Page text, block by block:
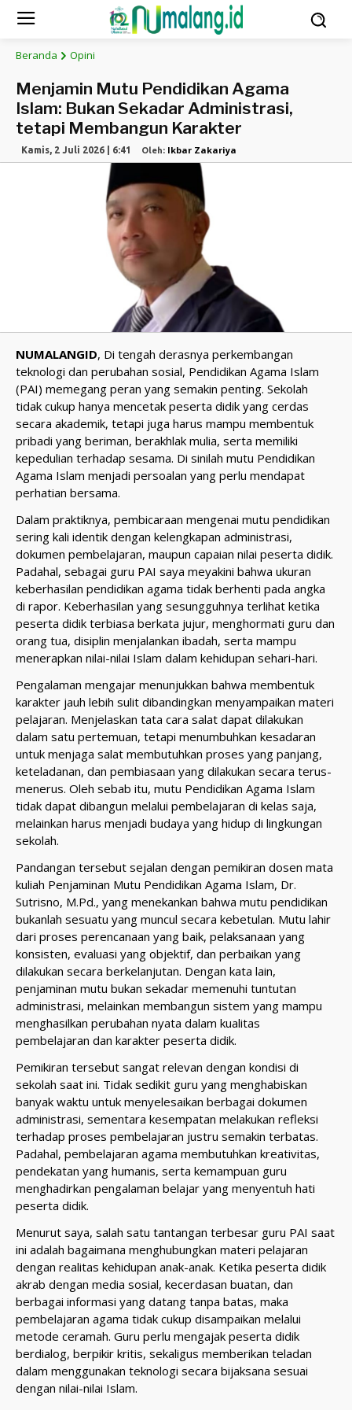
Beranda Opini
Menjamin Mutu Pendidikan Agama
Islam: Bukan Sekadar Administrasi,
tetapi Membangun Karakter
Kamis, 2 Juli 2026 | 6:41 Oleh: Ikbar Zakariya
NUMALANGID, Di tengah derasnya perkembangan
teknologi dan perubahan sosial, Pendidikan Agama Islam
(PAI) memegang peran yang semakin penting. Sekolah
tidak cukup hanya mencetak peserta didik yang cerdas
secara akademik, tetapi juga harus mampu membentuk
pribadi yang beriman, berakhlak mulia, serta memiliki
kepedulian terhadap sesama. Di sinilah mutu Pendidikan
Agama Islam menjadi persoalan yang perlu mendapat
perhatian bersama.
Dalam praktiknya, pembicaraan mengenai mutu pendidikan
sering kali identik dengan kelengkapan administrasi,
dokumen pembelajaran, maupun capaian nilai peserta didik.
Padahal, sebagai guru PAI saya meyakini bahwa ukuran
keberhasilan pendidikan agama tidak berhenti pada angka
di rapor. Keberhasilan yang sesungguhnya terlihat ketika
peserta didik terbiasa berkata jujur, menghormati guru dan
orang tua, disiplin menjalankan ibadah, serta mampu
menerapkan nilai-nilai Islam dalam kehidupan sehari-hari.
Pengalaman mengajar menunjukkan bahwa membentuk
karakter jauh lebih sulit dibandingkan menyampaikan materi
pelajaran. Menjelaskan tata cara salat dapat dilakukan
dalam satu pertemuan, tetapi menumbuhkan kesadaran
untuk menjaga salat membutuhkan proses yang panjang,
keteladanan, dan pembiasaan yang dilakukan secara terus-
menerus. Oleh sebab itu, mutu Pendidikan Agama Islam
tidak dapat dibangun melalui pembelajaran di kelas saja,
melainkan harus menjadi budaya yang hidup di lingkungan
sekolah.
Pandangan tersebut sejalan dengan pemikiran dosen mata
kuliah Penjaminan Mutu Pendidikan Agama Islam, Dr.
Sutrisno, M.Pd., yang menekankan bahwa mutu pendidikan
bukanlah sesuatu yang muncul secara kebetulan. Mutu lahir
dari proses perencanaan yang baik, pelaksanaan yang
konsisten, evaluasi yang objektif, dan perbaikan yang
dilakukan secara berkelanjutan. Dengan kata lain,
penjaminan mutu bukan sekadar memenuhi tuntutan
administrasi, melainkan membangun sistem yang mampu
menghasilkan perubahan nyata dalam kualitas
pembelajaran dan karakter peserta didik.
Pemikiran tersebut sangat relevan dengan kondisi di
sekolah saat ini. Tidak sedikit guru yang menghabiskan
banyak waktu untuk menyelesaikan berbagai dokumen
administrasi, sementara kesempatan melakukan refleksi
terhadap proses pembelajaran justru semakin terbatas.
Padahal, pembelajaran agama membutuhkan kreativitas,
pendekatan yang humanis, serta kemampuan guru
menghadirkan pengalaman belajar yang menyentuh hati
peserta didik.
Menurut saya, salah satu tantangan terbesar guru PAI saat
ini adalah bagaimana menghubungkan materi pelajaran
dengan realitas kehidupan anak-anak. Ketika peserta didik
akrab dengan media sosial, kecerdasan buatan, dan
berbagai informasi yang datang tanpa batas, maka
pembelajaran agama tidak cukup disampaikan melalui
metode ceramah. Guru perlu mengajak peserta didik
berdialog, berpikir kritis, sekaligus memberikan teladan
dalam menggunakan teknologi secara bijaksana sesuai
dengan nilai-nilai Islam.